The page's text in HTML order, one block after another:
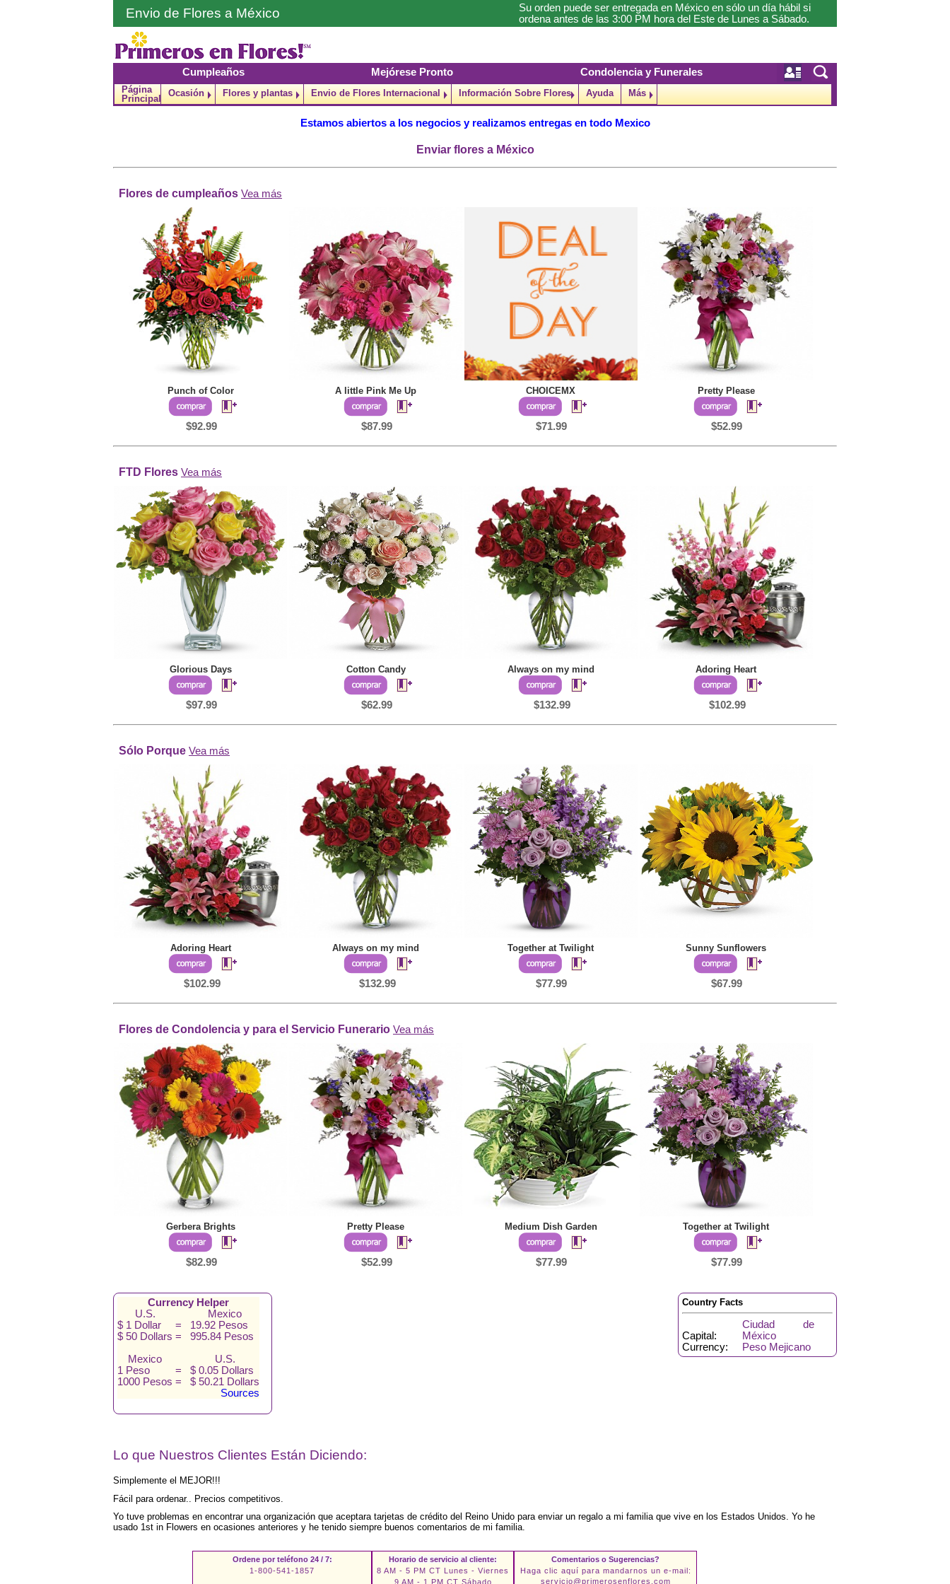
Envio de Flores a México
Su orden puede ser entregada en México en sólo un día hábil si
ordena antes de las 3:00 PM hora del Este de Lunes a Sábado.
Cumpleaños Mejórese Pronto Condolencia y Funerales
Página
Principal
Ocasión Flores y plantas Envio de Flores Internacional Información Sobre Flores Ayuda Más
Estamos abiertos a los negocios y realizamos entregas en todo Mexico
Enviar flores a México
Flores de cumpleaños Vea más
Punch of Color
$92.99
A little Pink Me Up
$87.99
CHOICEMX
$71.99
Pretty Please
$52.99
FTD Flores Vea más
Glorious Days
$97.99
Cotton Candy
$62.99
Always on my mind
$132.99
Adoring Heart
$102.99
Sólo Porque Vea más
Adoring Heart
$102.99
Always on my mind
$132.99
Together at Twilight
$77.99
Sunny Sunflowers
$67.99
Flores de Condolencia y para el Servicio Funerario Vea más
Gerbera Brights
$82.99
Pretty Please
$52.99
Medium Dish Garden
$77.99
Together at Twilight
$77.99
Currency Helper
U.S.
Mexico
$ 1 Dollar
= 19.92 Pesos
$ 50 Dollars = 995.84 Pesos
Mexico
U.S.
1 Peso
= $ 0.05 Dollars
1000 Pesos = $ 50.21 Dollars
Sources
Country Facts
Capital:
Ciudad de
México
Currency:
Peso Mejicano
Lo que Nuestros Clientes Están Diciendo:
Simplemente el MEJOR!!!
Fácil para ordenar.. Precios competitivos.
Yo tuve problemas en encontrar una organización que aceptara tarjetas de crédito del Reino Unido para enviar un regalo a mi familia que vive en los Estados Unidos. Yo he
usado 1st in Flowers en ocasiones anteriores y he tenido siempre buenos comentarios de mi familia.
Ordene por teléfono 24 / 7:
1-800-541-1857
Horario de servicio al cliente:
8 AM - 5 PM CT Lunes - Viernes
9 AM - 1 PM CT Sábado
Comentarios o Sugerencias?
Haga clic aquí para mandarnos un e-mail:
servicio@primerosenflores.com